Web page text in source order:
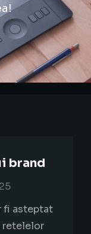
brand
fi asteptat
retelelor